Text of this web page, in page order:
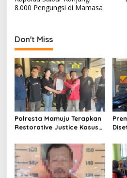
o
t
n
a
v
i
g
a
t
i
o
n
8.000 Pengungsi di Mamasa
Don't Miss
Polresta Mamuju Terapkan
Restorative Justice Kasus
Emmy Saelan
PN